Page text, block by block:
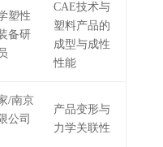
塑性
备研
CAE技术与
塑料产品的
成型与成性
性能
/南京
公司
产品变形与
力学关联性